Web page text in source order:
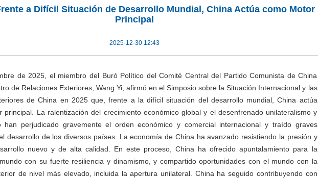
a Difícil Situación de Desarrollo Mundial, China Actúa como Motor
Principal
2025-12-30 12:43
de 2025, el miembro del Buró Político del Comité Central del Partido Comunista de China
de Relaciones Exteriores, Wang Yi, afirmó en el Simposio sobre la Situación Internacional y las
de China en 2025 que, frente a la difícil situación del desarrollo mundial, China actúa
principal. La ralentización del crecimiento económico global y el desenfrenado unilateralismo y
han perjudicado gravemente el orden económico y comercial internacional y traído graves
desarrollo de los diversos países. La economía de China ha avanzado resistiendo la presión y
nuevo y de alta calidad. En este proceso, China ha ofrecido apuntalamiento para la
con su fuerte resiliencia y dinamismo, y compartido oportunidades con el mundo con la
de nivel más elevado, incluida la apertura unilateral. China ha seguido contribuyendo con